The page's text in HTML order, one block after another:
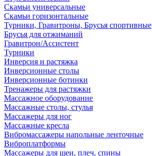
Скамьи универсальные
Скамьи горизонтальные
Турники, Гравитроны, Брусья спортивные
Брусья для отжиманий
Гравитрон/Ассистент
Турники
Инверсия и растяжка
Инверсионные столы
Инверсионные ботинки
Тренажеры для растяжки
Массажное оборудование
Массажные столы, стулья
Массажеры для ног
Массажные кресла
Вибромассажеры напольные ленточные
Виброплатформы
Массажеры для шеи, плеч, спины